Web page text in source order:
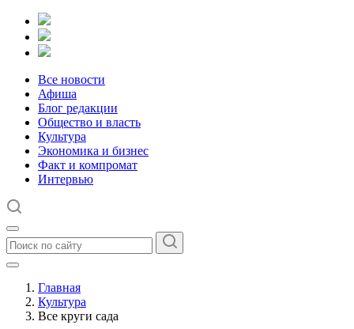
Все новости
Афиша
Блог редакции
Общество и власть
Культура
Экономика и бизнес
Факт и компромат
Интервью
Главная
Культура
Все круги сада